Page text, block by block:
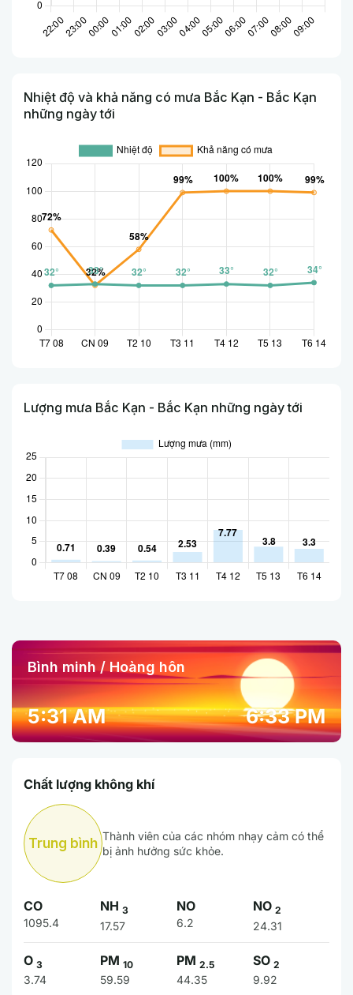
Nhiệt độ và khả năng có mưa Bắc Kạn - Bắc Kạn
những ngày tới
Lượng mưa Bắc Kạn - Bắc Kạn những ngày tới
Bình minh / Hoàng hôn
5:31 AM 6:33 PM
Chất lượng không khí
Trung bình Thành viên của các nhóm nhạy cảm có thể
bị ảnh hưởng sức khỏe.
CO
1095.4
NH 3
17.57
NO
6.2
NO 2
24.31
O 3
3.74
PM 10
59.59
PM 2.5
44.35
SO 2
9.92